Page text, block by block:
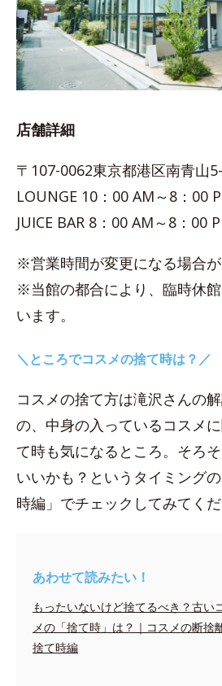
店舗詳細
〒107-0062東京都港区南青山
LOUNGE 10：00 AM～8：00
JUICE BAR 8：00 AM～8：00
※営業時間が変更になる場合が
※当館の都合により、臨時休
います。
＼ところでコスメの捨て時は？／
コスメの捨て方は滝沢さんの
の、中身の入っているコスメ
て時も気になるところ。そろ
いいかも？というタイミング
時編」でチェックしてみてくだ
あわせて読みたい！
もったいないけど捨てるべき？古い
メの「捨て時」は？｜コスメの断捨
捨て時編